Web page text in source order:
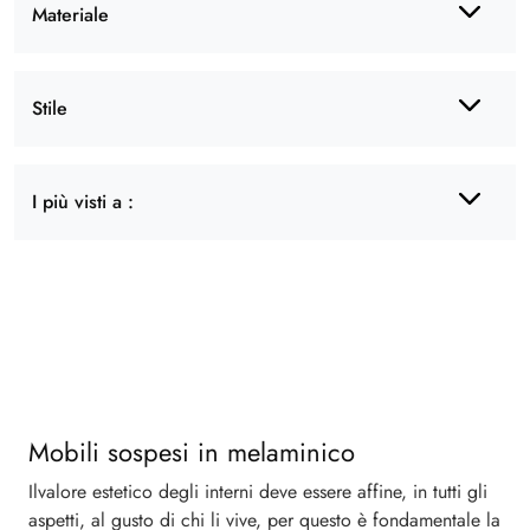
Materiale
Stile
I più visti a :
Mobili sospesi in melaminico
Ilvalore estetico degli interni deve essere affine, in tutti gli
aspetti, al gusto di chi li vive, per questo è fondamentale la